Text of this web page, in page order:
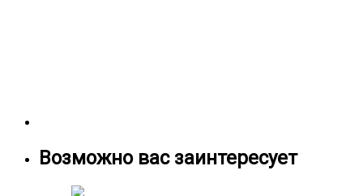
Возможно вас заинтересует